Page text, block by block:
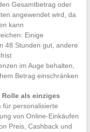
Gesamtbetrag oder
angewendet wird, da
kann
Einige
48 Stunden gut, andere
im Auge behalten,
Betrag einschränken
als einziges
für personalisierte
von Online-Einkäufen
Preis, Cashback und